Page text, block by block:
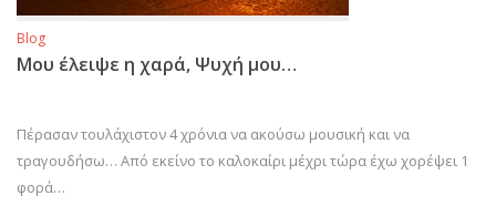
Blog
Μου έλειψε η χαρά, Ψυχή μου…
Πέρασαν τουλάχιστον 4 χρόνια να ακούσω μουσική και να
τραγουδήσω… Από εκείνο το καλοκαίρι μέχρι τώρα έχω χορέψει 1
φορά…